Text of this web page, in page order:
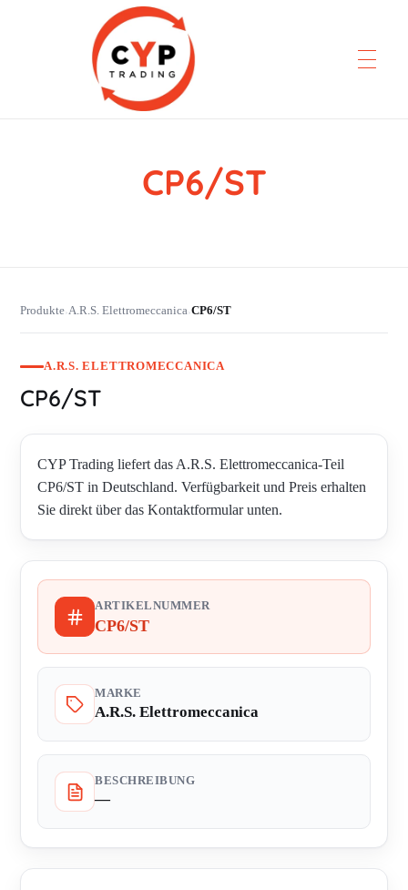
CP6/ST
Produkte›A.R.S. Elettromeccanica›CP6/ST
A.R.S. ELETTROMECCANICA
CP6/ST
CYP Trading liefert das A.R.S. Elettromeccanica-Teil
CP6/ST in Deutschland. Verfügbarkeit und Preis erhalten
Sie direkt über das Kontaktformular unten.
ARTIKELNUMMER
CP6/ST
MARKE
A.R.S. Elettromeccanica
BESCHREIBUNG
—